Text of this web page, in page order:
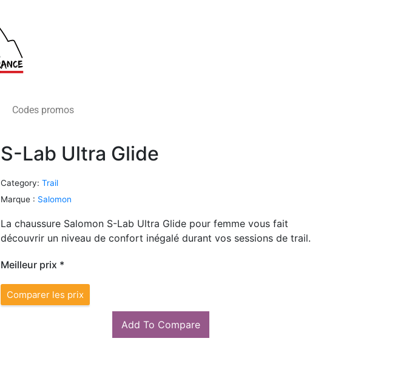
Codes promos
S-Lab Ultra Glide
Category: Trail
Marque : Salomon
La chaussure Salomon S-Lab Ultra Glide pour femme vous fait
découvrir un niveau de confort inégalé durant vos sessions de trail.
Meilleur prix *
Comparer les prix
Add To Compare